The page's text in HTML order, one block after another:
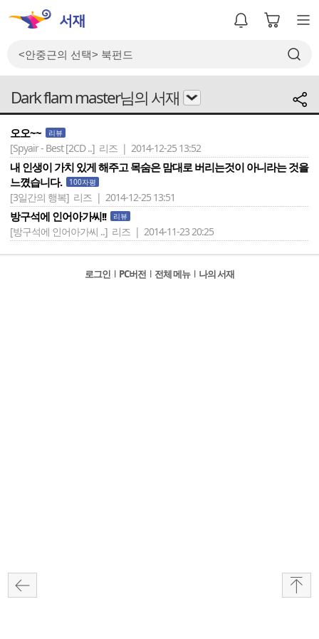
Dark flam master님의 서재
오오~~ 리뷰
[Spyair - Best [2CD ..] 리즈 | 2014-12-25 13:52
내 인생이 가치 있게 해주고 목숨은 맘대로 버리는것이 아니라는 것을
느꼈습니다.
100자평
[3일간의 행복] 리즈 | 2014-12-25 13:51
방구석에 인어아가씨!! 리뷰
[방구석에 인어아가씨 ..] 리즈 | 2014-11-23 20:25
로그인 l PC버전 l 전체 메뉴 l 나의 서재